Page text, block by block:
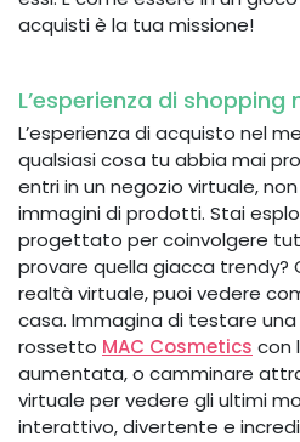
acquisti è la tua missione!
L’esperienza di
L’esperienza di acquisto nel
qualsiasi cosa tu abbia mai
entri in un negozio virtuale,
immagini di prodotti. Stai
progettato per coinvolgere
provare quella giacca trendy?
realtà virtuale, puoi vedere
casa. Immagina di testare
rossetto MAC Cosmetics con
aumentata, o camminare
virtuale per vedere gli ultimi
interattivo, divertente e